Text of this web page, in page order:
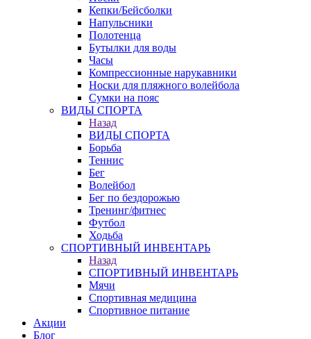
Кепки/Бейсболки
Напульсники
Полотенца
Бутылки для воды
Часы
Компрессионные нарукавники
Носки для пляжного волейбола
Сумки на пояс
ВИДЫ СПОРТА
Назад
ВИДЫ СПОРТА
Борьба
Теннис
Бег
Волейбол
Бег по бездорожью
Тренинг/фитнес
Футбол
Ходьба
СПОРТИВНЫЙ ИНВЕНТАРЬ
Назад
СПОРТИВНЫЙ ИНВЕНТАРЬ
Мячи
Спортивная медицина
Спортивное питание
Акции
Блог